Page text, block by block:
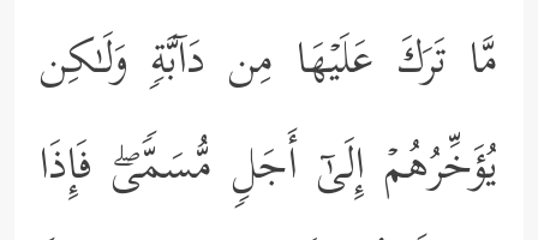
مَّا تَرَكَ عَلَیۡهَا مِن دَاۤبَّةࣲ وَلَـٰكِن
یُؤَخِّرُهُمۡ إِلَىٰۤ أَجَلࣲ مُّسَمࣰّىۖ فَإِذَا